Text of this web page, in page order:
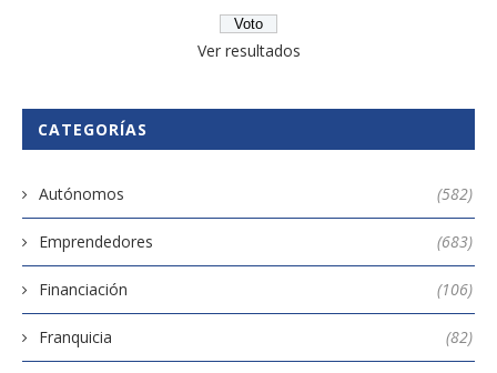
Ver resultados
CATEGORÍAS
Autónomos (582)
Emprendedores (683)
Financiación (106)
Franquicia (82)